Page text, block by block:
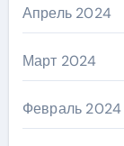
Апрель 2024
Март 2024
Февраль 2024